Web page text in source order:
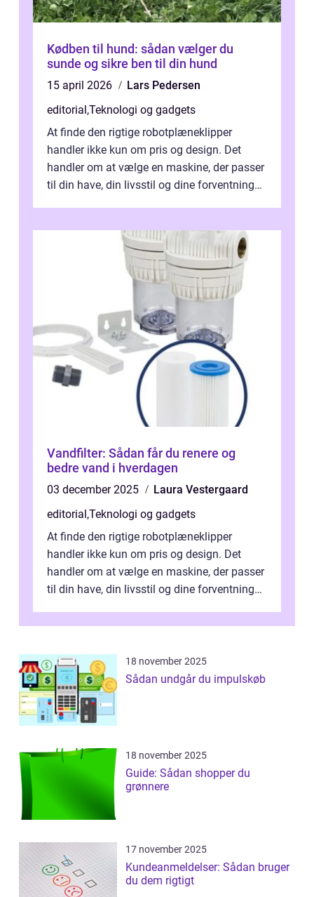
Kødben til hund: sådan vælger du
sunde og sikre ben til din hund
15 april 2026
Lars Pedersen
editorial ,Teknologi og gadgets
At finde den rigtige robotplæneklipper
handler ikke kun om pris og design. Det
handler om at vælge en maskine, der passer
til din have, din livsstil og dine forventninger.
Vandfilter: Sådan får du renere og
bedre vand i hverdagen
03 december 2025
Laura Vestergaard
editorial ,Teknologi og gadgets
At finde den rigtige robotplæneklipper
handler ikke kun om pris og design. Det
handler om at vælge en maskine, der passer
til din have, din livsstil og dine forventninger.
18 november 2025
Sådan undgår du impulskøb
18 november 2025
Guide: Sådan shopper du
grønnere
17 november 2025
Kundeanmeldelser: Sådan bruger
du dem rigtigt